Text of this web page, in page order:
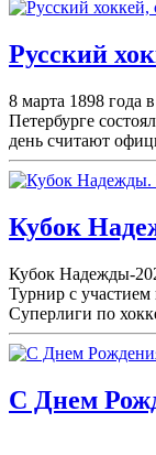
Русский
8 марта 1898 года
Петербурге
день считают
Кубок
Кубок Надежды-
Турнир с
Суперлиги по
С Днем